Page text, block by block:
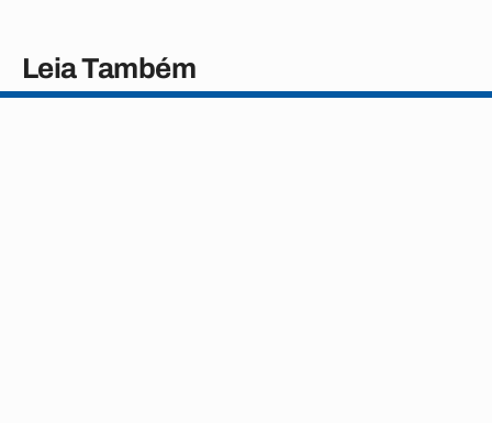
Leia Também